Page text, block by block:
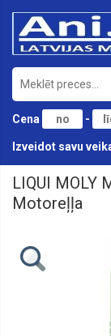
Cena -
Izveidot savu
Akumulatori
automašīnām
laivu
akumulatori
LIQUI MOLY
Motoreļļa